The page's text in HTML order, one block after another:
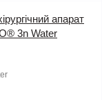
апарат
3n Water